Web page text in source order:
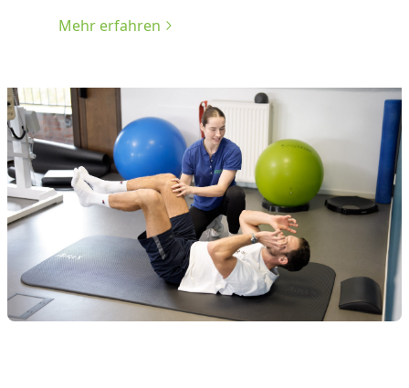
Mehr erfahren
zu Erweiterte ambulante Physiotherapie (EAP)